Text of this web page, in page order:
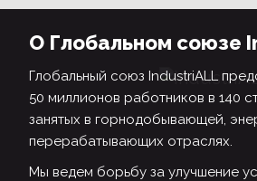
О Глобальном союзе
Глобальный союз IndustriALL
50 миллионов работников в 140
занятых в горнодобывающей,
перерабатывающих отраслях.
Мы ведем борьбу за улучшение